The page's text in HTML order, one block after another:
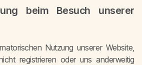
beim Besuch unserer
Nutzung unserer Website,
registrieren oder uns anderweitig